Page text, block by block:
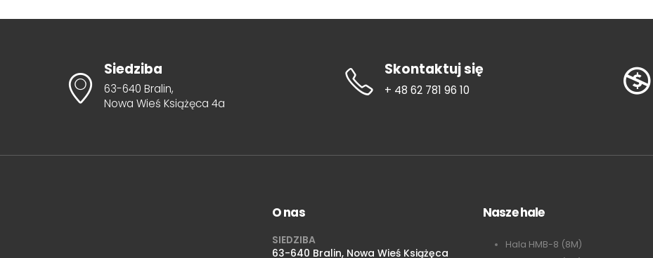
Siedziba
63-640 Bralin,
Nowa Wieś Książęca 4a
Skontaktuj się
+ 48 62 781 96 10
O nas
SIEDZIBA
63-640 Bralin, Nowa Wieś Książęca
Nasze hale
Hala HMB-8 (8M)